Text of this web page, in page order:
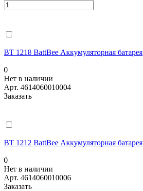
BT 1218 BattBee Аккумуляторная батарея
0
Нет в наличии
Арт. 4614060010004
Заказать
BT 1212 BattBee Аккумуляторная батарея
0
Нет в наличии
Арт. 4614060010006
Заказать